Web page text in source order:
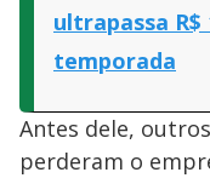
ultrapassa
temporada
Antes dele,
perderam o